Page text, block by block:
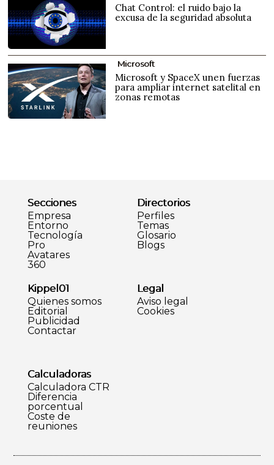
Chat Control: el ruido bajo la
excusa de la seguridad absoluta
Microsoft
Microsoft y SpaceX unen fuerzas
para ampliar internet satelital en
zonas remotas
Secciones
Empresa
Entorno
Tecnología
Pro
Avatares
360
Directorios
Perfiles
Temas
Glosario
Blogs
Kippel01
Quienes somos
Editorial
Publicidad
Contactar
Legal
Aviso legal
Cookies
Calculadoras
Calculadora CTR
Diferencia
porcentual
Coste de
reuniones